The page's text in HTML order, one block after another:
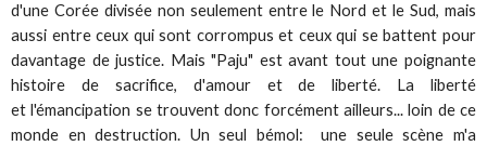
d'une Corée divisée non seulement entre le Nord et le Sud, mais
aussi entre ceux qui sont corrompus et ceux qui se battent pour
davantage de justice. Mais "Paju" est avant tout une poignante
histoire de sacrifice, d'amour et de liberté. La liberté
et l'émancipation se trouvent donc forcément ailleurs... loin de ce
monde en destruction. Un seul bémol: une seule scène m'a